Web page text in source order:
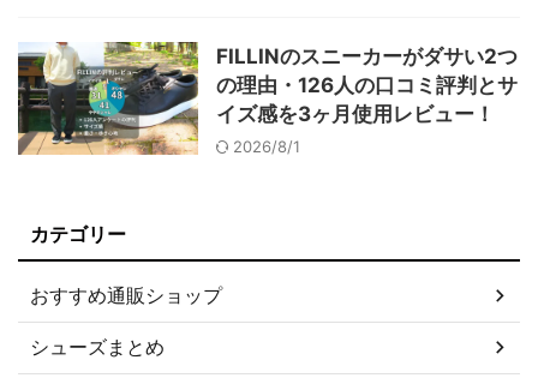
FILLINのスニーカーがダサい2つ
の理由・126人の口コミ評判とサ
イズ感を3ヶ月使用レビュー！
2026/8/1
カテゴリー
おすすめ通販ショップ
シューズまとめ